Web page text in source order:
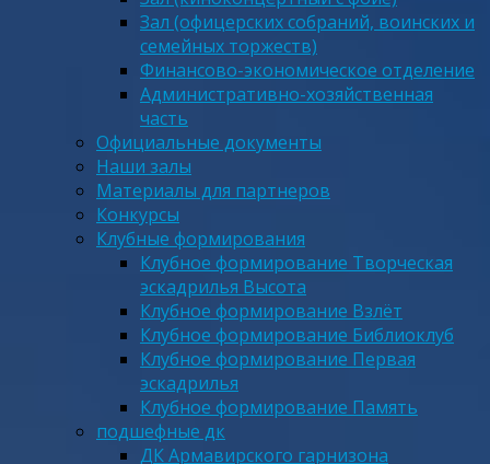
Зал (офицерских собраний, воинских и
семейных торжеств)
Финансово-экономическое отделение
Административно-хозяйственная
часть
Официальные документы
Наши залы
Материалы для партнеров
Конкурсы
Клубные формирования
Клубное формирование Творческая
эскадрилья Высота
Клубное формирование Взлёт
Клубное формирование Библиоклуб
Клубное формирование Первая
эскадрилья
Клубное формирование Память
подшефные дк
ДК Армавирского гарнизона